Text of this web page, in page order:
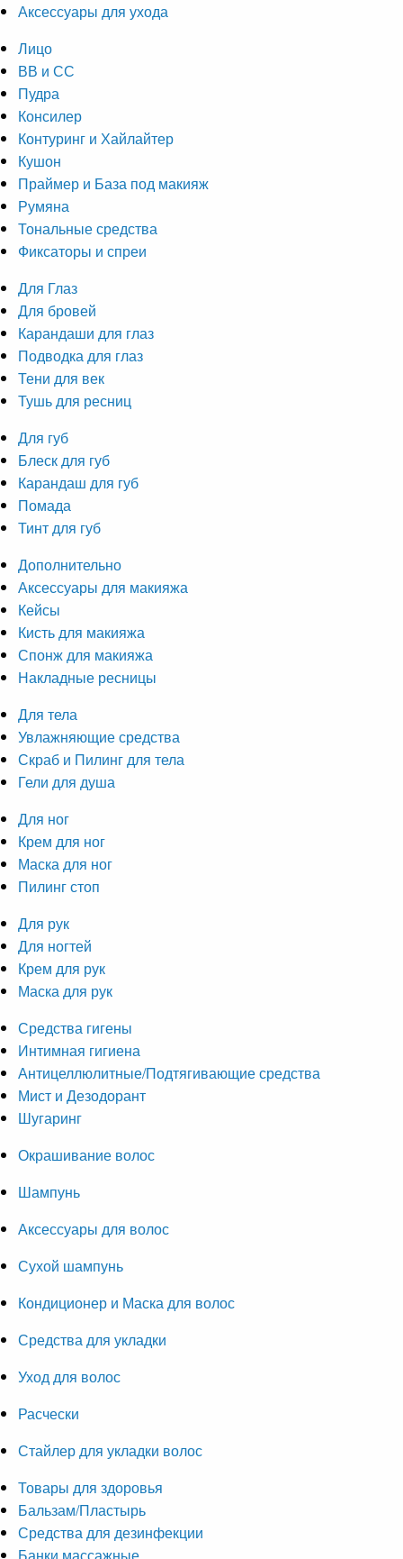
Аксессуары для ухода
Лицо
ВВ и СС
Пудра
Консилер
Контуринг и Хайлайтер
Кушон
Праймер и База под макияж
Румяна
Тональные средства
Фиксаторы и спреи
Для Глаз
Для бровей
Карандаши для глаз
Подводка для глаз
Тени для век
Тушь для ресниц
Для губ
Блеск для губ
Карандаш для губ
Помада
Тинт для губ
Дополнительно
Аксессуары для макияжа
Кейсы
Кисть для макияжа
Спонж для макияжа
Накладные ресницы
Для тела
Увлажняющие средства
Скраб и Пилинг для тела
Гели для душа
Для ног
Крем для ног
Маска для ног
Пилинг стоп
Для рук
Для ногтей
Крем для рук
Маска для рук
Средства гигены
Интимная гигиена
Антицеллюлитные/Подтягивающие средства
Мист и Дезодорант
Шугаринг
Окрашивание волос
Шампунь
Аксессуары для волос
Сухой шампунь
Кондиционер и Маска для волос
Средства для укладки
Уход для волос
Расчески
Стайлер для укладки волос
Товары для здоровья
Бальзам/Пластырь
Средства для дезинфекции